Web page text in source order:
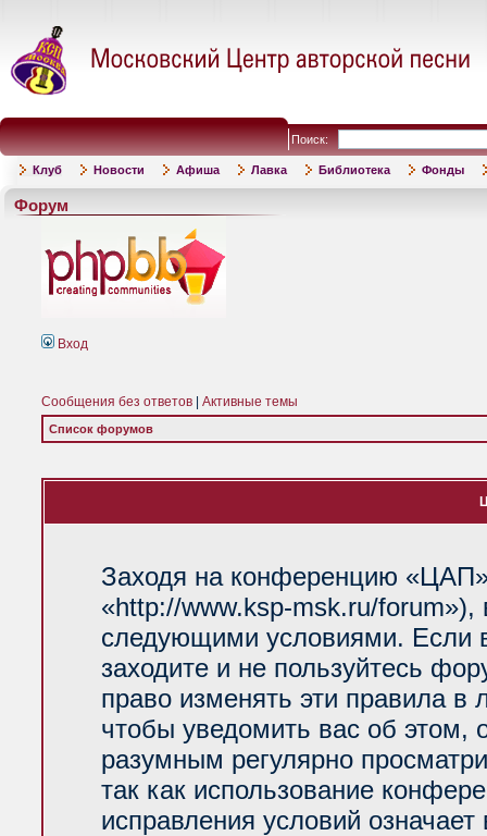
Поиск:
Клуб Новости Афиша Лавка Библиотека Фонды
Форум
Вход
Сообщения без ответов Активные темы
Список форумов
Заходя на конференцию
«http://www.ksp-msk.ru/forum»),
следующими условиями. Если
заходите и не пользуйтесь
право изменять эти правила
чтобы уведомить вас об
разумным регулярно
так как использование
исправления условий